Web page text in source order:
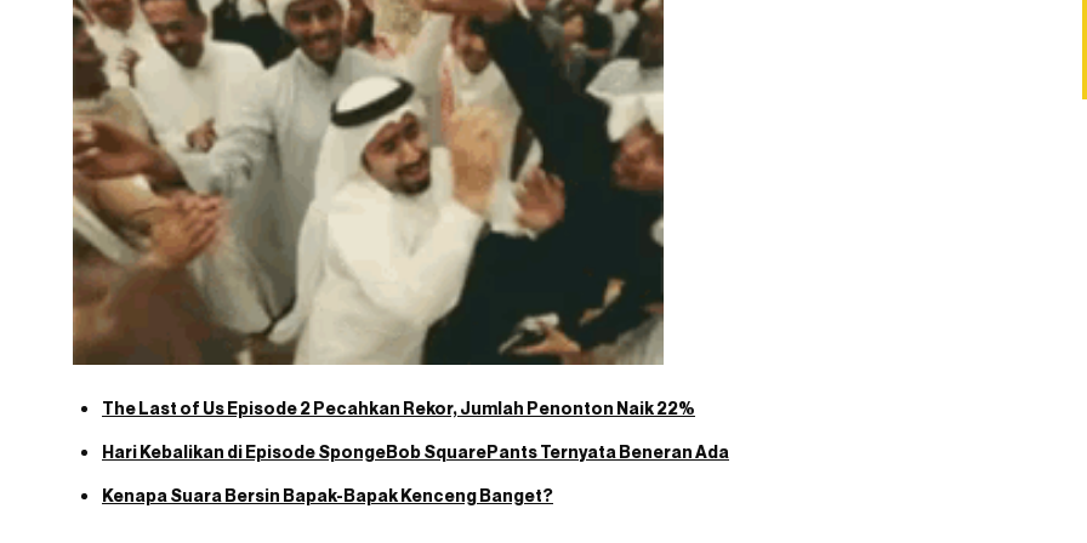
The Last of Us Episode 2 Pecahkan Rekor, Jumlah Penonton Naik 22%
Hari Kebalikan di Episode SpongeBob SquarePants Ternyata Beneran Ada
Kenapa Suara Bersin Bapak-Bapak Kenceng Banget?